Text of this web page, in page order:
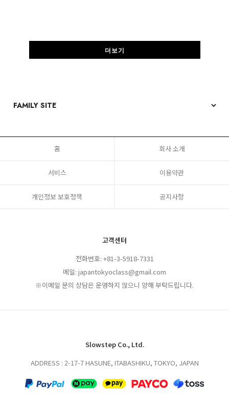
더보기
홈 회사 소개
서비스 이용약관
개인정보 보호정책 공지사항
고객센터
전화번호: +81-3-5918-7331
메일: japantokyoclass@gmail.com
※이메일 문의 상담은 운영하지 않으니 양해 부탁드립니다.
Slowstep Co., Ltd.
ADDRESS : 2-17-7 HASUNE, ITABASHIKU, TOKYO, JAPAN